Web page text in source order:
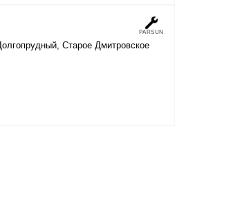
Старое Дмитровское
PARSUN